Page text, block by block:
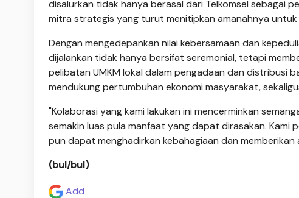
disalurkan tidak hanya berasal dari Telkomsel sebagai
mitra strategis yang turut menitipkan amanahnya
Dengan mengedepankan nilai kebersamaan dan
dijalankan tidak hanya bersifat seremonial, tetapi
pelibatan UMKM lokal dalam pengadaan dan distribusi
mendukung pertumbuhan ekonomi masyarakat,
"Kolaborasi yang kami lakukan ini mencerminkan
semakin luas pula manfaat yang dapat dirasakan. Kami
pun dapat menghadirkan kebahagiaan dan
(bul/bul)
Add